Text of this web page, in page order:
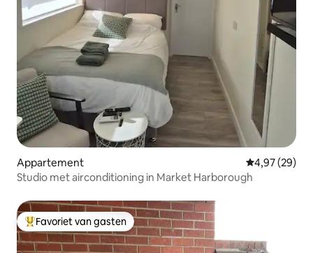
Appartement Gemiddelde
4,97 (29)
Studio met airconditioning in Market Harborough
Topfavoriet van gasten
Favoriet van gasten